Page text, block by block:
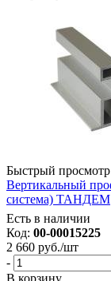
Быстрый просмотр
Вертикальный
система) ТАНДЕМ
Есть в наличии
Код: 00-00015225
2 660 руб./шт
-
В корзину